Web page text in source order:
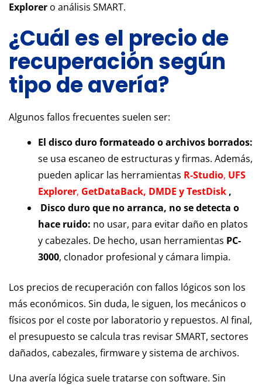
Explorer o análisis SMART.
¿Cuál es el precio de
recuperación según
tipo de avería?
Algunos fallos frecuentes suelen ser:
El disco duro formateado o archivos borrados:
se usa escaneo de estructuras y firmas. Además,
pueden aplicar las herramientas R-Studio, UFS
Explorer, GetDataBack, DMDE yTestDisk ,
Disco duro que no arranca, no se detecta o
hace ruido: no usar, para evitar daño en platos
y cabezales. De hecho, usan herramientas PC-
3000, clonador profesional y cámara limpia.
Los precios de recuperación con fallos lógicos son los
más económicos. Sin duda, le siguen, los mecánicos o
físicos por el coste por laboratorio y repuestos. Al final,
el presupuesto se calcula tras revisar SMART, sectores
dañados, cabezales, firmware y sistema de archivos.
Una avería lógica suele tratarse con software. Sin